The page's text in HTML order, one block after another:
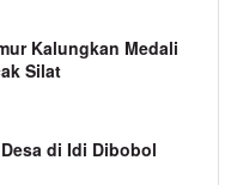
Kalungkan Medali
Silat
di Idi Dibobol